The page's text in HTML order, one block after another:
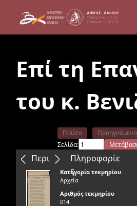
Επί τη
του κ.
Περιεχόμενα
Πρώτο
Προηγούμενο
Σελίδα:
Επόμενο
Τελευταίο
Πληροφορίε
ς
Κατηγορία τεκμηρίου
Αρχεία
Αριθμός τεκμηρίου
014